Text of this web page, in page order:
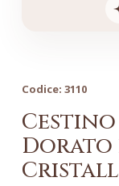
Codice: 3110
Dorato